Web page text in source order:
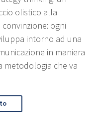
olistico alla
ogni
intorno ad una
in maniera
metodologia che va